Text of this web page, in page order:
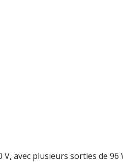
avec plusieurs sorties de